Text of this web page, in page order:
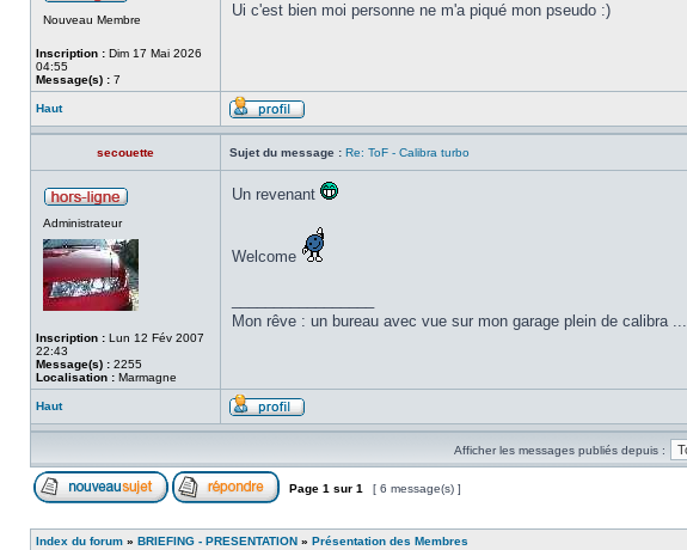
Nouveau Membre
Inscription : Dim 17 Mai 2026
04:55
Message(s) : 7
Ui c'est bien moi personne ne m'a piqué mon pseudo :)
Haut
secouette Sujet du message : Re: ToF - Calibra turbo
Administrateur
Inscription : Lun 12 Fév 2007
22:43
Message(s) : 2255
Localisation : Marmagne
Un revenant
Welcome
Mon rêve : un bureau avec vue sur mon garage plein de calibra ...
Haut
Afficher les messages publiés depuis :
Page 1 sur 1 [ 6 message(s) ]
Index du forum » BRIEFING - PRESENTATION » Présentation des Membres